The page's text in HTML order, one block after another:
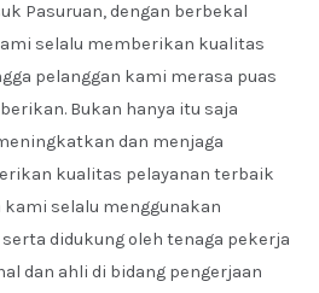
Pasuruan, dengan berbekal
selalu memberikan kualitas
pelanggan kami merasa puas
Bukan hanya itu saja
dan menjaga
kualitas pelayanan terbaik
kami selalu menggunakan
didukung oleh tenaga pekerja
dan ahli di bidang pengerjaan